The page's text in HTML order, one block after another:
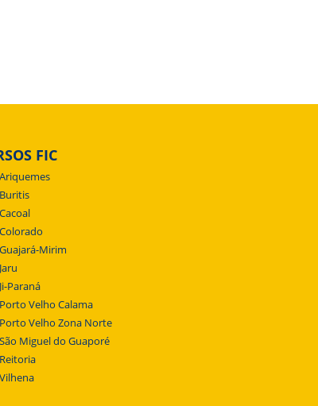
FIC
Ariquemes
Buritis
Cacoal
Colorado
Guajará-Mirim
Jaru
Ji-Paraná
Porto Velho Calama
Porto Velho Zona Norte
São Miguel do Guaporé
Reitoria
Vilhena